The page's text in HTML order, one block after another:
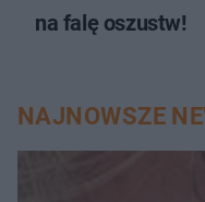
na falę oszustw!
NAJNOWSZE